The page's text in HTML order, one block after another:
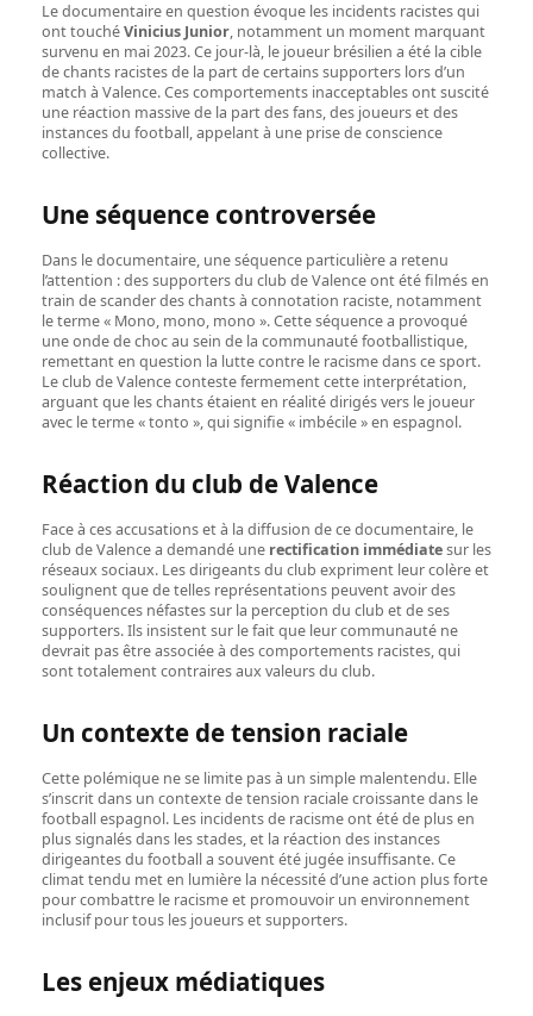
Le documentaire en question évoque les incidents racistes qui
ont touchéVinicius Junior, notamment un moment marquant
survenu en mai 2023. Ce jour-là, le joueur brésilien a été la cible
de chants racistes de la part de certains supporters lors d’un
match à Valence. Ces comportements inacceptables ont suscité
une réaction massive de la part des fans, des joueurs et des
instances du football, appelant à une prise de conscience
collective.
Une séquence controversée
Dans le documentaire, une séquence particulière a retenu
l’attention : des supporters du club de Valence ont été filmés en
train de scander des chants à connotation raciste, notamment
le terme « Mono, mono, mono ». Cette séquence a provoqué
une onde de choc au sein de la communauté footballistique,
remettant en question la lutte contre le racisme dans ce sport.
Le club de Valence conteste fermement cette interprétation,
arguant que les chants étaient en réalité dirigés vers le joueur
avec le terme « tonto », qui signifie « imbécile » en espagnol.
Réaction du club de Valence
Face à ces accusations et à la diffusion de ce documentaire, le
club de Valence a demandé une rectification immédiatesur les
réseaux sociaux. Les dirigeants du club expriment leur colère et
soulignent que de telles représentations peuvent avoir des
conséquences néfastes sur la perception du club et de ses
supporters. Ils insistent sur le fait que leur communauté ne
devrait pas être associée à des comportements racistes, qui
sont totalement contraires aux valeurs du club.
Un contexte de tension raciale
Cette polémique ne se limite pas à un simple malentendu. Elle
s’inscrit dans un contexte de tension raciale croissante dans le
football espagnol. Les incidents de racisme ont été de plus en
plus signalés dans les stades, et la réaction des instances
dirigeantes du football a souvent été jugée insuffisante. Ce
climat tendu met en lumière la nécessité d’une action plus forte
pour combattre le racisme et promouvoir un environnement
inclusif pour tous les joueurs et supporters.
Les enjeux médiatiques